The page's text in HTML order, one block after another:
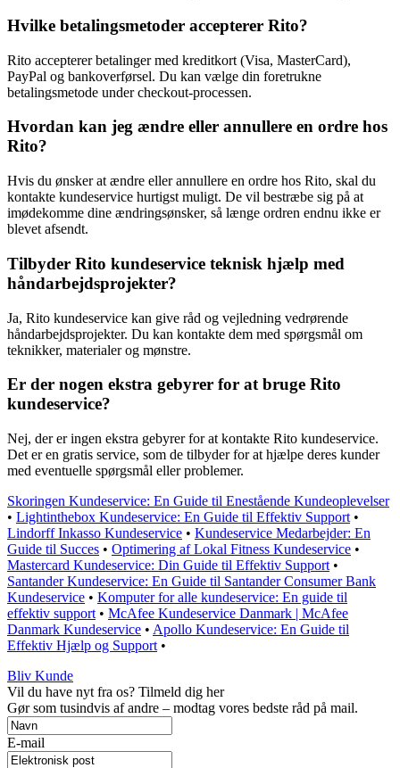
Hvilke betalingsmetoder accepterer Rito?
Rito accepterer betalinger med kreditkort (Visa, MasterCard),
PayPal og bankoverførsel. Du kan vælge din foretrukne
betalingsmetode under checkout-processen.
Hvordan kan jeg ændre eller annullere en ordre hos
Rito?
Hvis du ønsker at ændre eller annullere en ordre hos Rito, skal du
kontakte kundeservice hurtigst muligt. De vil bestræbe sig på at
imødekomme dine ændringsønsker, så længe ordren endnu ikke er
blevet afsendt.
Tilbyder Rito kundeservice teknisk hjælp med
håndarbejdsprojekter?
Ja, Rito kundeservice kan give råd og vejledning vedrørende
håndarbejdsprojekter. Du kan kontakte dem med spørgsmål om
teknikker, materialer og mønstre.
Er der nogen ekstra gebyrer for at bruge Rito
kundeservice?
Nej, der er ingen ekstra gebyrer for at kontakte Rito kundeservice.
Det er en gratis service, som de tilbyder for at hjælpe deres kunder
med eventuelle spørgsmål eller problemer.
Skoringen Kundeservice: En Guide til Enestående Kundeoplevelser
• Lightinthebox Kundeservice: En Guide til Effektiv Support •
Lindorff Inkasso Kundeservice • Kundeservice Medarbejder: En
Guide til Succes • Optimering af Lokal Fitness Kundeservice •
Mastercard Kundeservice: Din Guide til Effektiv Support •
Santander Kundeservice: En Guide til Santander Consumer Bank
Kundeservice • Komputer for alle kundeservice: En guide til
effektiv support • McAfee Kundeservice Danmark | McAfee
Danmark Kundeservice • Apollo Kundeservice: En Guide til
Effektiv Hjælp og Support •
Bliv Kunde
Vil du have nyt fra os? Tilmeld dig her
Gør som tusindvis af andre – modtag vores bedste råd på mail.
E-mail